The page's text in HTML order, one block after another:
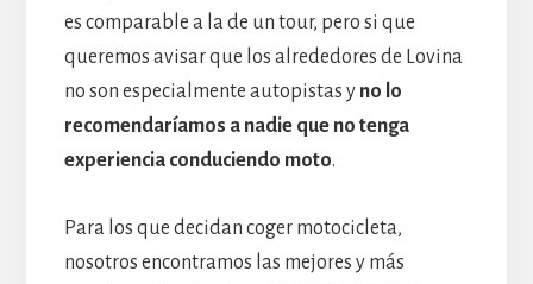
es comparable a la de un tour, pero si que
queremos avisar que los alrededores de Lovina
no son especialmente autopistas y no lo
recomendaríamos a nadie que no tenga
experiencia conduciendo moto.
Para los que decidan coger motocicleta,
nosotros encontramos las mejores y más